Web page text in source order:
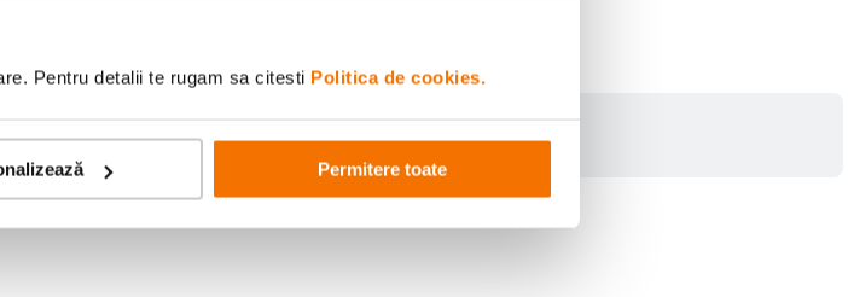
Pentru detalii te rugam sa citesti Politica de cookies.
Permitere toate